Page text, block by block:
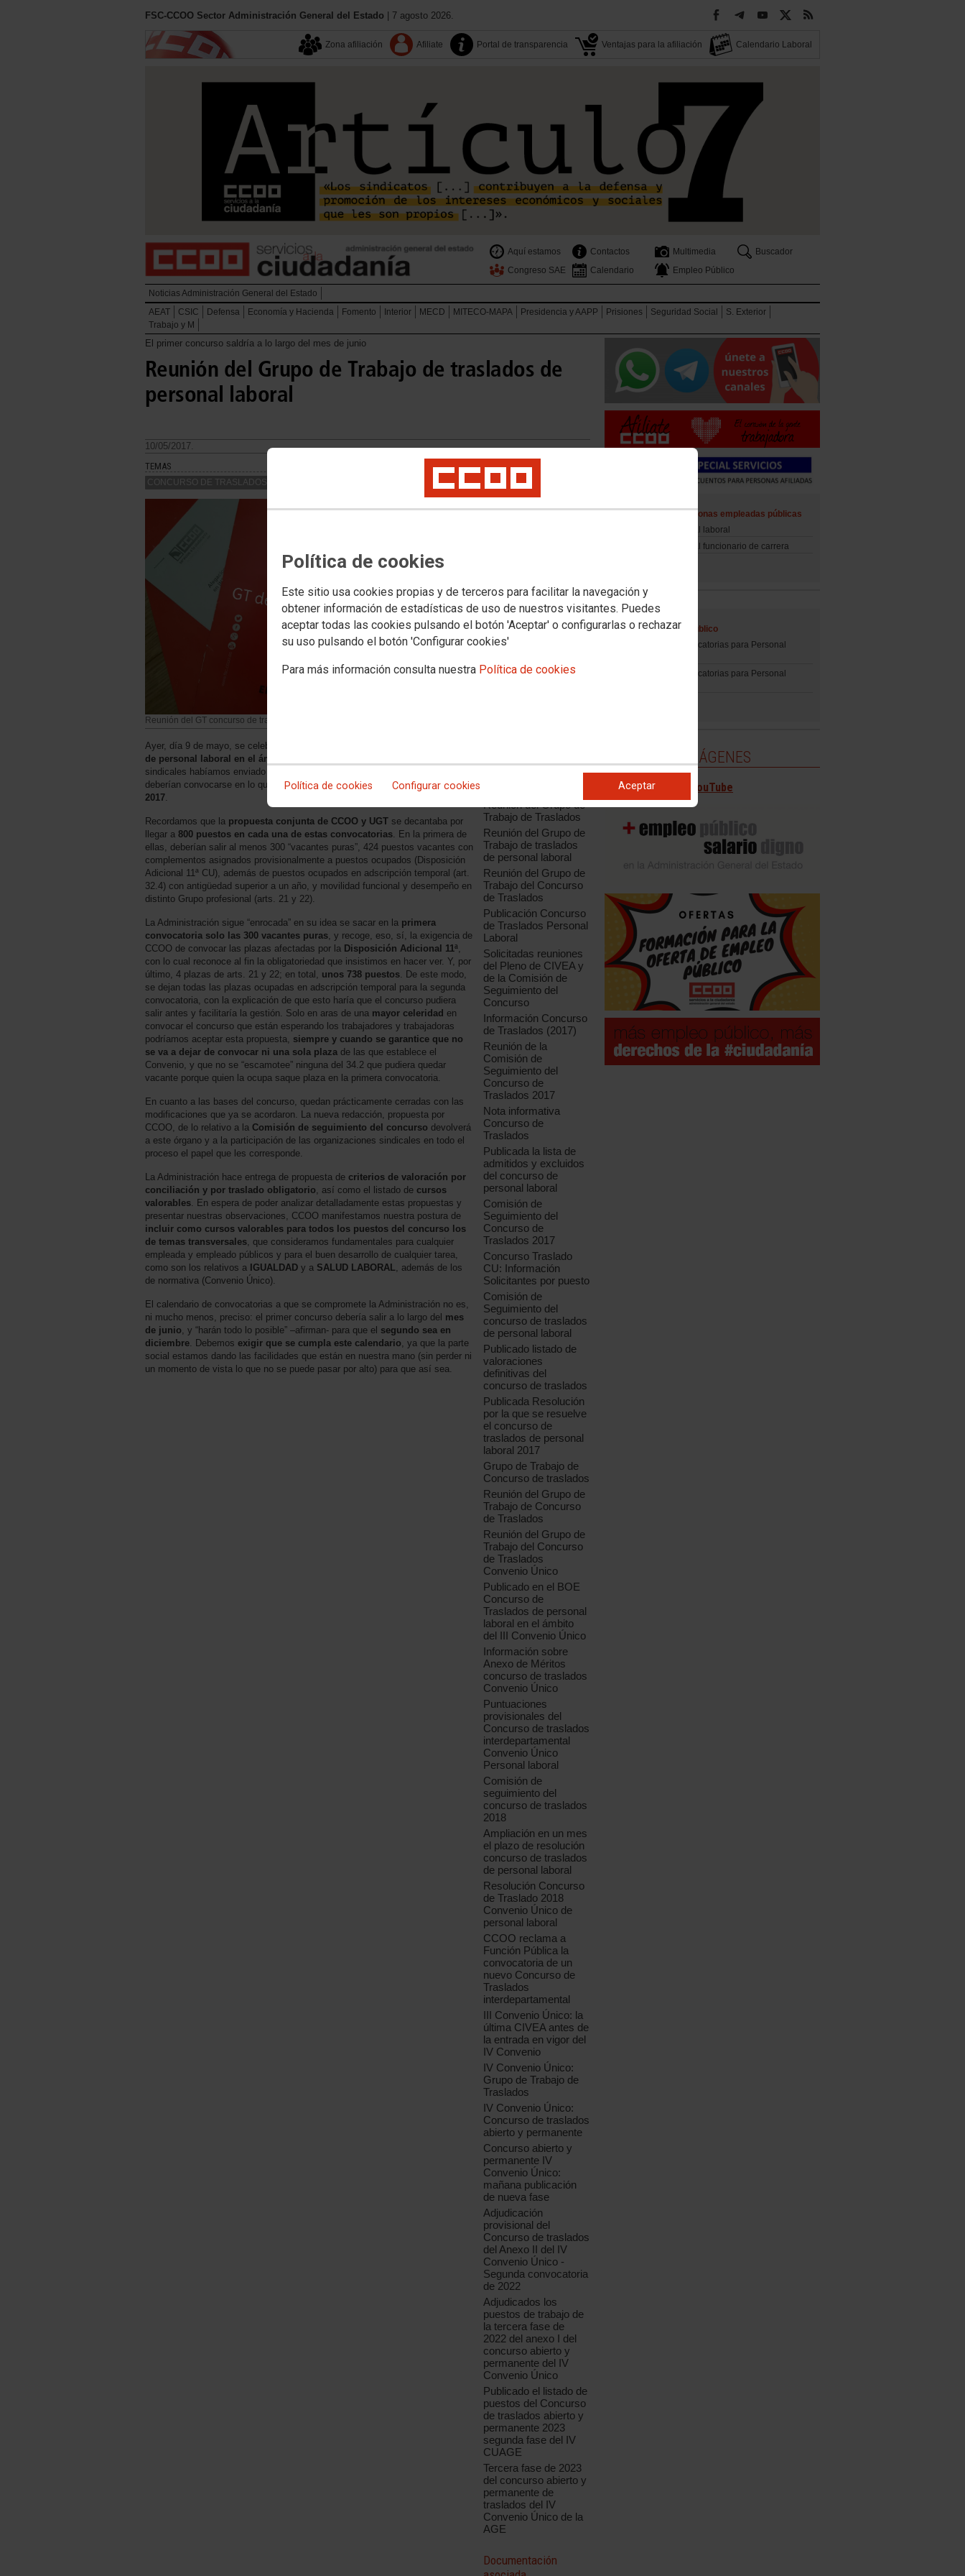
Política de cookies
Este sitio usa cookies propias y de terceros para facilitar la navegación y
obtener información de estadísticas de uso de nuestros visitantes. Puedes
aceptar todas las cookies pulsando el botón 'Aceptar' o configurarlas o rechazar
su uso pulsando el botón 'Configurar cookies'
Para más información consulta nuestra Política de cookies
Política de cookies Configurar cookies Aceptar
FSC-CCOO Sector Administración General del Estado | 7 agosto 2026.
Zona afiliación Afiliate Portal de transparencia Ventajas para la afiliación Calendario Laboral
Aquí estamos Contactos Multimedia
Buscador
Congreso SAE
Calendario Empleo Público
Noticias Administración General del Estado
AEAT
CSIC Defensa Economía y Hacienda Fomento Interior MECD MITECO-MAPA Presidencia y AAPP Prisiones Seguridad Social
S. Exterior
Trabajo y M
El primer concurso saldría a lo largo del mes de junio
Reunión del Grupo de Trabajo de traslados de
personal laboral
10/05/2017.
TEMAS
CONCURSO DE TRASLADOS
Reunión del GT concurso de traslados
Ayer, día 9 de mayo, se celebró reunión del
de personal laboral en el ámbito del Convenio Único
sindicales habíamos enviado nuestras propuestas sobre las plazas que
deberían convocarse en lo que al final se impone como
dos concursos en
2017
Recordamos que la propuesta conjunta de CCOO y UGT se decantaba por
llegar a 800 puestos en cada una de estas convocatorias . En la primera de
ellas, deberían salir al menos 300 “vacantes puras”, 424 puestos vacantes con
complementos asignados provisionalmente a puestos ocupados (Disposición
Adicional 11ª CU), además de puestos ocupados en adscripción temporal (art.
32.4) con antigüedad superior a un año, y movilidad funcional y desempeño en
distinto Grupo profesional (arts. 21 y 22).
La Administración sigue “enrocada” en su idea se sacar en la primera
convocatoria solo las 300 vacantes puras , y recoge, eso, sí, la exigencia de
CCOO de convocar las plazas afectadas por la Disposición Adicional 11ª
con lo cual reconoce al fin la obligatoriedad que insistimos en hacer ver. Y, por
último, 4 plazas de arts. 21 y 22; en total, unos 738 puestos . De este modo,
se dejan todas las plazas ocupadas en adscripción temporal para la segunda
convocatoria, con la explicación de que esto haría que el concurso pudiera
salir antes y facilitaría la gestión. Solo en aras de una mayor celeridad en
convocar el concurso que están esperando los trabajadores y trabajadoras
podríamos aceptar esta propuesta, siempre y cuando se garantice que no
se va a dejar de convocar ni una sola plaza de las que establece el
Convenio, y que no se “escamotee” ninguna del 34.2 que pudiera quedar
vacante porque quien la ocupa saque plaza en la primera convocatoria.
En cuanto a las bases del concurso, quedan prácticamente cerradas con las
modificaciones que ya se acordaron. La nueva redacción, propuesta por
CCOO, de lo relativo a la Comisión de seguimiento del concurso devolverá
a este órgano y a la participación de las organizaciones sindicales en todo el
proceso el papel que les corresponde.
La Administración hace entrega de propuesta de criterios de valoración por
conciliación y por traslado obligatorio , así como el listado de cursos
valorables . En espera de poder analizar detalladamente estas propuestas y
presentar nuestras observaciones, CCOO manifestamos nuestra postura de
incluir como cursos valorables para todos los puestos del concurso los
de temas transversales , que consideramos fundamentales para cualquier
empleada y empleado públicos y para el buen desarrollo de cualquier tarea,
como son los relativos a IGUALDAD y a SALUD LABORAL
, además de los
de normativa (Convenio Único).
El calendario de convocatorias a que se compromete la Administración no es,
ni mucho menos, preciso: el primer concurso debería salir a lo largo del mes
de junio , y “harán todo lo posible” –afirman- para que el segundo sea en
diciembre . Debemos exigir que se cumpla este calendario , ya que la parte
social estamos dando las facilidades que están en nuestra mano (sin perder ni
un momento de vista lo que no se puede pasar por alto) para que así sea.
Reunión Grupo de
Reunión del Grupo de
Trabajo de Traslados
Reunión del Grupo de
Trabajo de traslados
de personal laboral
Reunión del Grupo de
Trabajo del Concurso
de Traslados
Publicación Concurso
de Traslados Personal
Laboral
Solicitadas reuniones
del Pleno de CIVEA y
de la Comisión de
Seguimiento del
Concurso
Información Concurso
de Traslados (2017)
Reunión de la
Comisión de
Seguimiento del
Concurso de
Traslados 2017
Nota informativa
Concurso de
Traslados
Publicada la lista de
admitidos y excluidos
del concurso de
personal laboral
Comisión de
Seguimiento del
Concurso de
Traslados 2017
Concurso Traslado
CU: Información
Solicitantes por puesto
Comisión de
Seguimiento del
concurso de traslados
de personal laboral
Publicado listado de
valoraciones
definitivas del
concurso de traslados
Publicada Resolución
por la que se resuelve
el concurso de
traslados de personal
laboral 2017
Grupo de Trabajo de
Concurso de traslados
Reunión del Grupo de
Trabajo de Concurso
de Traslados
Reunión del Grupo de
Trabajo del Concurso
de Traslados
Convenio Único
Publicado en el BOE
Concurso de
Traslados de personal
laboral en el ámbito
del III Convenio Único
Información sobre
Anexo de Méritos
concurso de traslados
Convenio Único
Puntuaciones
provisionales del
Concurso de traslados
interdepartamental
Convenio Único
Personal laboral
Comisión de
seguimiento del
concurso de traslados
2018
Ampliación en un mes
el plazo de resolución
concurso de traslados
de personal laboral
Resolución Concurso
de Traslado 2018
Convenio Único de
personal laboral
CCOO reclama a
Función Pública la
convocatoria de un
nuevo Concurso de
Traslados
interdepartamental
III Convenio Único: la
última CIVEA antes de
la entrada en vigor del
IV Convenio
IV Convenio Único:
Grupo de Trabajo de
Traslados
IV Convenio Único:
Concurso de traslados
abierto y permanente
Concurso abierto y
permanente IV
Convenio Único:
mañana publicación
de nueva fase
Adjudicación
provisional del
Concurso de traslados
del Anexo II del IV
Convenio Único -
Segunda convocatoria
de 2022
Adjudicados los
puestos de trabajo de
la tercera fase de
2022 del anexo I del
concurso abierto y
permanente del IV
Convenio Único
Publicado el listado de
puestos del Concurso
de traslados abierto y
permanente 2023
segunda fase del IV
CUAGE
Tercera fase de 2023
del concurso abierto y
permanente de
traslados del IV
Convenio Único de la
AGE
Documentación
Movilidad de las personas empleadas públicas
Movilidad del personal laboral
Movilidad del personal funcionario de carrera
Acceso al Empleo Público
Información de Convocatorias para Personal
Información de Convocatorias para Personal
GALERÍA DE IMÁGENES
Nuestro canal en YouTube